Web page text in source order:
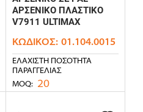
ΑΡΣΕΝΙΚΟ ΠΛΑΣΤΙΚΟ
V7911 ULTIMAX
ΚΩΔΙΚΌΣ: 01.104.0015
ΕΛΆΧΙΣΤΗ ΠΟΣΌΤΗΤΑ
ΠΑΡΑΓΓΕΛΊΑΣ
MOQ: 20